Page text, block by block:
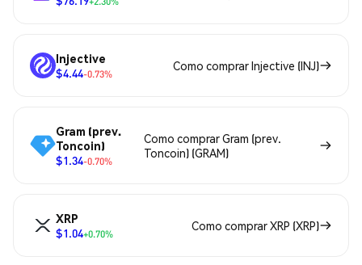
Injective
$4.44-0.73%
Como comprar Injective (INJ)
Gram (prev.
Toncoin)
$1.34-0.70%
Como comprar Gram (prev.
Toncoin) (GRAM)
XRP
$1.04+0.70%
Como comprar XRP (XRP)